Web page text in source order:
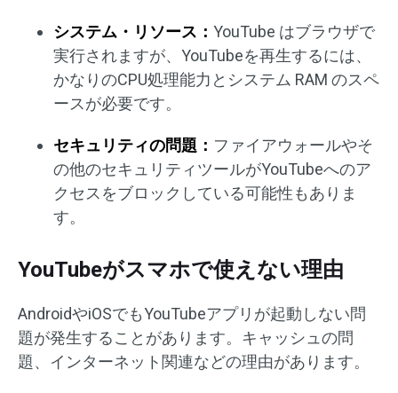
システム・リソース： YouTube はブラウザで
実行されますが、YouTubeを再生するには、
かなりのCPU処理能力とシステム RAM のスペ
ースが必要です。
セキュリティの問題： ファイアウォールやそ
の他のセキュリティツールがYouTubeへのア
クセスをブロックしている可能性もありま
す。
YouTubeがスマホで使えない理由
AndroidやiOSでもYouTubeアプリが起動しない問
題が発生することがあります。キャッシュの問
題、インターネット関連などの理由があります。